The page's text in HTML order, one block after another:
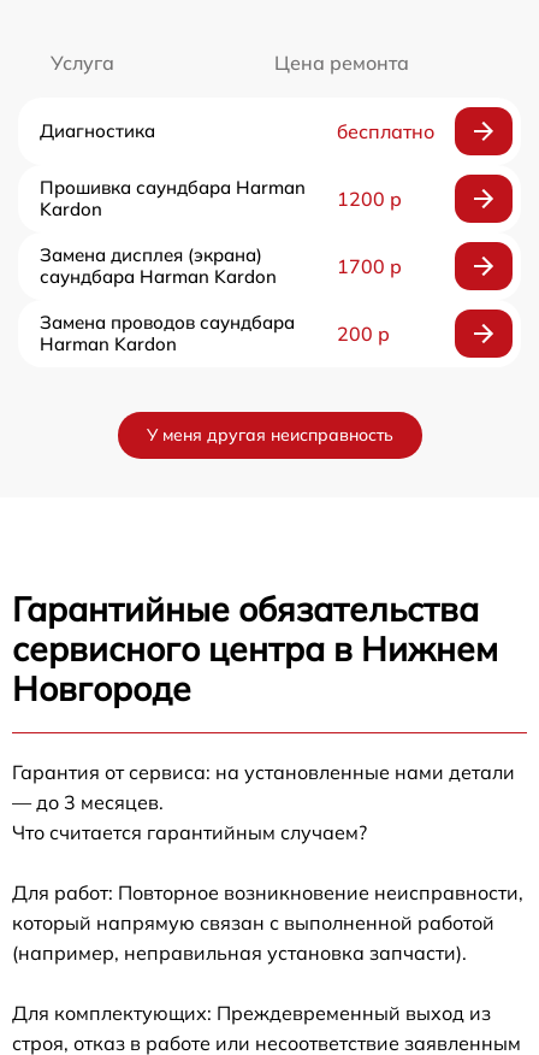
Услуга Цена ремонта
Диагностика бесплатно
Прошивка саундбара Harman
Kardon
1200 р
Замена дисплея (экрана)
саундбара Harman Kardon
1700 р
Замена проводов саундбара
Harman Kardon
200 р
У меня другая неисправность
Гарантийные обязательства
сервисного центра в Нижнем
Новгороде
Гарантия от сервиса: на установленные нами детали
— до 3 месяцев.
Что считается гарантийным случаем?
Для работ: Повторное возникновение неисправности,
который напрямую связан с выполненной работой
(например, неправильная установка запчасти).
Для комплектующих: Преждевременный выход из
строя, отказ в работе или несоответствие заявленным